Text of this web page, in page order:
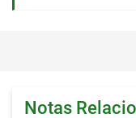
Notas